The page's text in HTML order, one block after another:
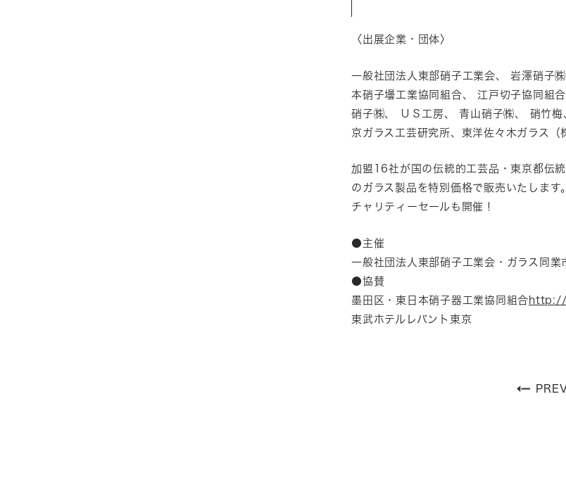
〈出展企業・団体〉
一般社団法人東部硝子工業会、 岩澤硝子
本硝子壜工業協同組合、 江戸切子協同組
硝子㈱、 ＵＳ工房、 青山硝子㈱、 硝竹
京ガラス工芸研究所、東洋佐々木ガラス（
加盟16社が国の伝統的工芸品・東京都伝
のガラス製品を特別価格で販売いたします。
チャリティーセールも開催！
●主催
一般社団法人東部硝子工業会・ガラス同業
●協賛
墨田区・東日本硝子器工業協同組合 http://
東武ホテルレバント東京